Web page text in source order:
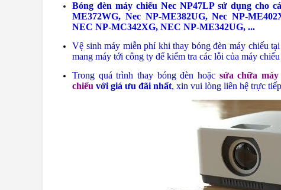
Bóng đèn máy chiếu Nec NP47LP sử dụng cho
ME372WG, Nec NP-ME382UG, Nec NP-
NEC NP-MC342XG, NEC NP-ME342UG, ...
Vệ sinh máy miễn phí khi thay bóng đèn máy chiếu
mang máy tới công ty để kiểm tra các lỗi của máy
Trong quá trình thay bóng đèn hoặc sửa chữa máy
chiếu với giá ưu đãi nhất, xin vui lòng liên hệ trực